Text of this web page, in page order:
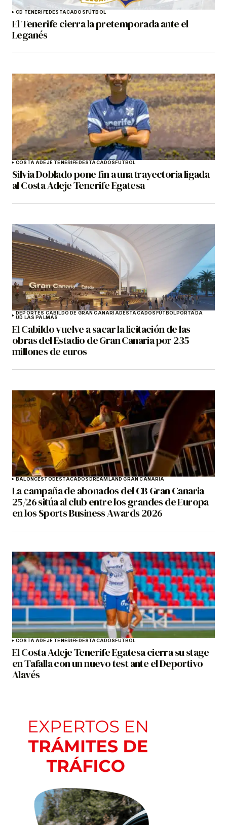
CD TENERIFEDESTACADOS FÚTBOL
El Tenerife cierra la pretemporada ante el
Leganés
COSTA ADEJE TENERIFE DESTACADOS FÚTBOL
Silvia Doblado pone fin a una trayectoria ligada
al Costa Adeje Tenerife Egatesa
DEPORTES CABILDO DE GRAN CANARIADESTACADOS FÚTBOL PORTADA
UD LAS PALMAS
El Cabildo vuelve a sacar la licitación de las
obras del Estadio de Gran Canaria por 235
millones de euros
BALONCESTO DESTACADOS DREAMLAND GRAN CANARIA
La campaña de abonados del CB Gran Canaria
25/26 sitúa al club entre los grandes de Europa
en los Sports Business Awards 2026
COSTA ADEJE TENERIFE DESTACADOS FÚTBOL
El Costa Adeje Tenerife Egatesa cierra su stage
en Tafalla con un nuevo test ante el Deportivo
Alavés